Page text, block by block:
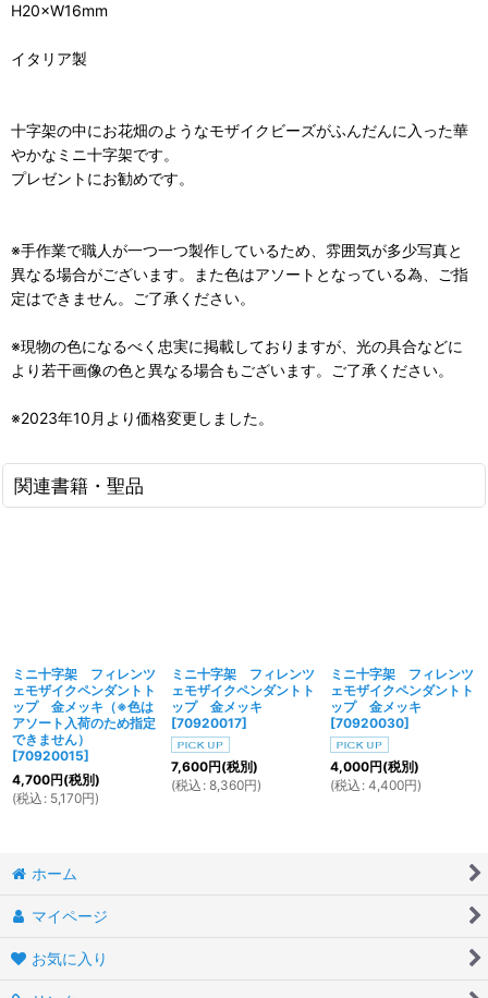
H20×W16mm
イタリア製
十字架の中にお花畑のようなモザイクビーズがふんだんに入った華
やかなミニ十字架です。
プレゼントにお勧めです。
※手作業で職人が一つ一つ製作しているため、雰囲気が多少写真と
異なる場合がございます。また色はアソートとなっている為、ご指
定はできません。ご了承ください。
※現物の色になるべく忠実に掲載しておりますが、光の具合などに
より若干画像の色と異なる場合もございます。ご了承ください。
※2023年10月より価格変更しました。
関連書籍・聖品
ミニ十字架 フィレンツ
ェモザイクペンダントト
ップ 金メッキ（※色は
アソート入荷のため指定
できません）
[70920015]
4,700円(税別)
(税込 : 5,170円)
ミニ十字架 フィレンツ
ェモザイクペンダントト
ップ 金メッキ
[70920017]
7,600円(税別)
(税込 : 8,360円)
ミニ十字架 フィレンツ
ェモザイクペンダントト
ップ 金メッキ
[70920030]
4,000円(税別)
(税込 : 4,400円)
ホーム
マイページ
お気に入り